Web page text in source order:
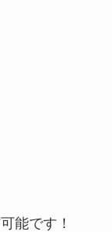
能です！